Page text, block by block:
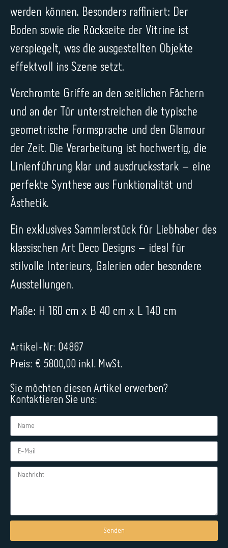
werden können. Besonders raffiniert: Der
Boden sowie die Rückseite der Vitrine ist
verspiegelt, was die ausgestellten Objekte
effektvoll ins Szene setzt.
Verchromte Griffe an den seitlichen Fächern
und an der Tür unterstreichen die typische
geometrische Formsprache und den Glamour
der Zeit. Die Verarbeitung ist hochwertig, die
Linienführung klar und ausdrucksstark – eine
perfekte Synthese aus Funktionalität und
Ästhetik.
Ein exklusives Sammlerstück für Liebhaber des
klassischen Art Deco Designs – ideal für
stilvolle Interieurs, Galerien oder besondere
Ausstellungen.
Maße: H 160 cm x B 40 cm x L 140 cm
Artikel-Nr: 04867
Preis: € 5800,00 inkl. MwSt.
Sie möchten diesen Artikel erwerben?
Kontaktieren Sie uns:
Senden